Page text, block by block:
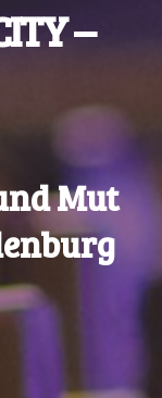
–
Mut